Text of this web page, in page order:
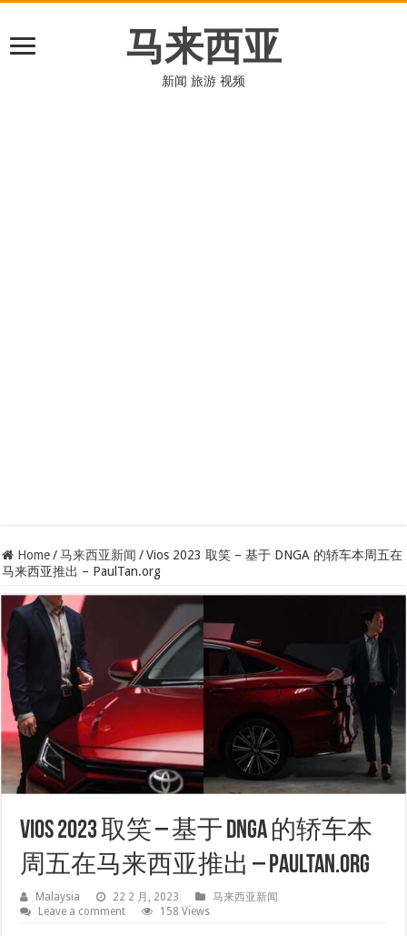
马来西亚
新闻 旅游 视频
Home / 马来西亚新闻 / Vios 2023 取笑 – 基于 DNGA 的轿车本周五在
马来西亚推出 – PaulTan.org
Vios 2023 取笑 – 基于 DNGA 的轿车本
周五在马来西亚推出 – PaulTan.org
Malaysia 22 2 月, 2023
马来西亚新闻
Leave a comment
158 Views